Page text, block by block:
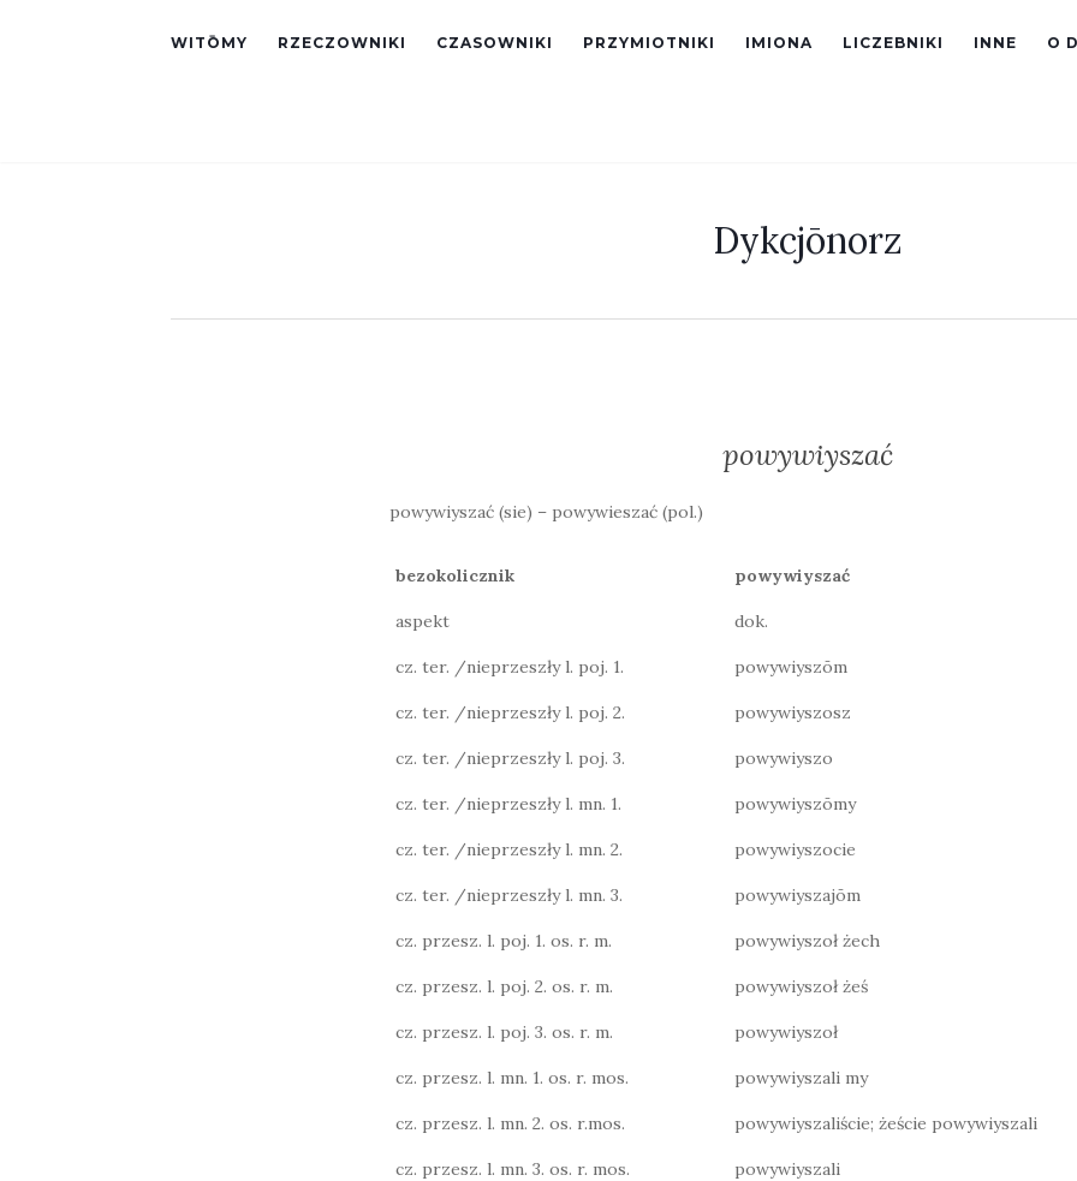
WITŌMY RZECZOWNIKI CZASOWNIKI PRZYMIOTNIKI IMIONA LICZEBNIKI INNE O
Dykcjōnorz
powywiyszać
powywiyszać (sie) – powywieszać (pol.)
bezokolicznik powywiyszać
aspekt dok.
cz. ter. /nieprzeszły l. poj. 1. powywiyszōm
cz. ter. /nieprzeszły l. poj. 2. powywiyszosz
cz. ter. /nieprzeszły l. poj. 3. powywiyszo
cz. ter. /nieprzeszły l. mn. 1. powywiyszōmy
cz. ter. /nieprzeszły l. mn. 2. powywiyszocie
cz. ter. /nieprzeszły l. mn. 3. powywiyszajōm
cz. przesz. l. poj. 1. os. r. m. powywiyszoł żech
cz. przesz. l. poj. 2. os. r. m. powywiyszoł żeś
cz. przesz. l. poj. 3. os. r. m. powywiyszoł
cz. przesz. l. mn. 1. os. r. mos. powywiyszali my
cz. przesz. l. mn. 2. os. r.mos. powywiyszaliście; żeście powywiyszali
cz. przesz. l. mn. 3. os. r. mos. powywiyszali